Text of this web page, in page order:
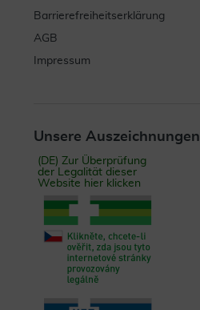
Barrierefreiheitserklärung
AGB
Impressum
Unsere Auszeichnungen
(DE) Zur Überprüfung
der Legalität dieser
Website hier klicken